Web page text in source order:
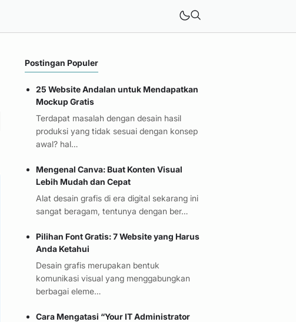
Postingan Populer
25 Website Andalan untuk Mendapatkan
Mockup Gratis
Terdapat masalah dengan desain hasil
produksi yang tidak sesuai dengan konsep
awal? hal…
Mengenal Canva: Buat Konten Visual
Lebih Mudah dan Cepat
Alat desain grafis di era digital sekarang ini
sangat beragam, tentunya dengan ber…
Pilihan Font Gratis: 7 Website yang Harus
Anda Ketahui
Desain grafis merupakan bentuk
komunikasi visual yang menggabungkan
berbagai eleme…
Cara Mengatasi “Your IT Administrator